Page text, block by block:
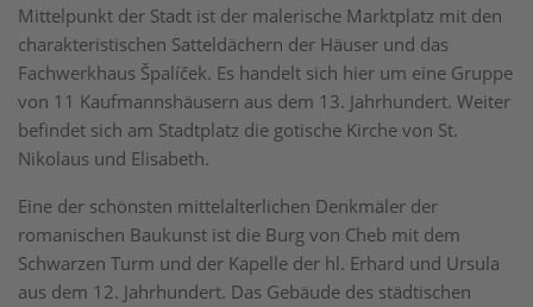
Mittelpunkt der Stadt ist der malerische Marktplatz mit den
charakteristischen Satteldächern der Häuser und das
Fachwerkhaus Špalíček. Es handelt sich hier um eine Gruppe
von 11 Kaufmannshäusern aus dem 13. Jahrhundert. Weiter
befindet sich am Stadtplatz die gotische Kirche von St.
Nikolaus und Elisabeth.
Eine der schönsten mittelalterlichen Denkmäler der
romanischen Baukunst ist die Burg von Cheb mit dem
Schwarzen Turm und der Kapelle der hl. Erhard und Ursula
aus dem 12. Jahrhundert. Das Gebäude des städtischen